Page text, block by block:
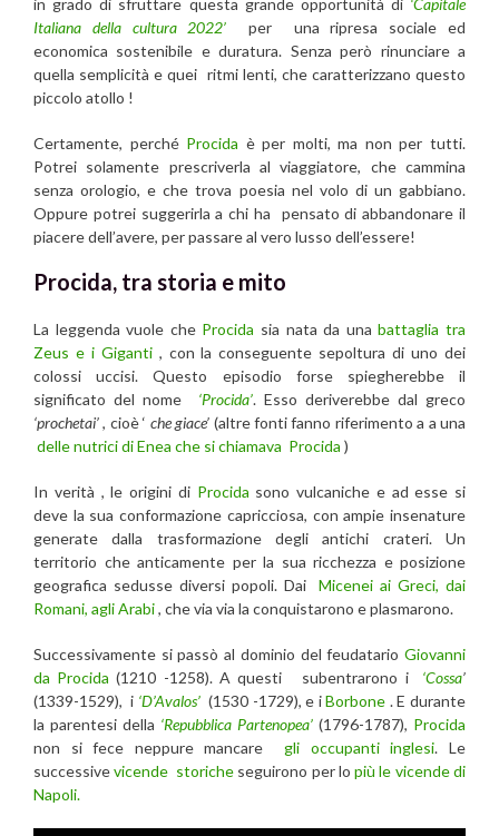
Italiana della cultura 2022’ per una ripresa sociale ed
economica sostenibile e duratura. Senza però rinunciare a
quella semplicità e quei ritmi lenti, che caratterizzano questo
piccolo atollo !
Certamente, perché Procida è per molti, ma non per tutti.
Potrei solamente prescriverla al viaggiatore, che cammina
senza orologio, e che trova poesia nel volo di un gabbiano.
Oppure potrei suggerirla a chi ha pensato di abbandonare il
piacere dell’avere, per passare al vero lusso dell’essere!
Procida, tra storia e mito
La leggenda vuole che Procida sia nata da unabattaglia tra
Zeus e i Giganti, con la conseguente sepoltura di uno dei
colossi uccisi. Questo episodio forse spiegherebbe il
significato del nome ‘Procida’. Esso deriverebbe dal greco
‘prochetai’, cioè ‘ che giace’ (altre fonti fanno riferimento a a una
delle nutrici di Enea che si chiamava Procida )
In verità , le origini di Procida sono vulcaniche e ad esse si
deve la sua conformazione capricciosa, con ampie insenature
generate dalla trasformazione degli antichi crateri. Un
territorio che anticamente per la sua ricchezza e posizione
geografica sedusse diversi popoli. DaiMicenei ai Greci, dai
Romani, agli Arabi, che via via la conquistarono e plasmarono.
Successivamente si passò al dominio del feudatario Giovanni
da Procida (1210 -1258). A questi subentrarono i ‘Cossa’
(1339-1529), i ‘D’Avalos’(1530 -1729), e iBorbone . E durante
la parentesi della ‘Repubblica Partenopea’ (1796-1787), Procida
non si fece neppure mancare
gli occupanti inglesi. Le
successivevicende storicheseguirono per lopiù le vicende di
Napoli.